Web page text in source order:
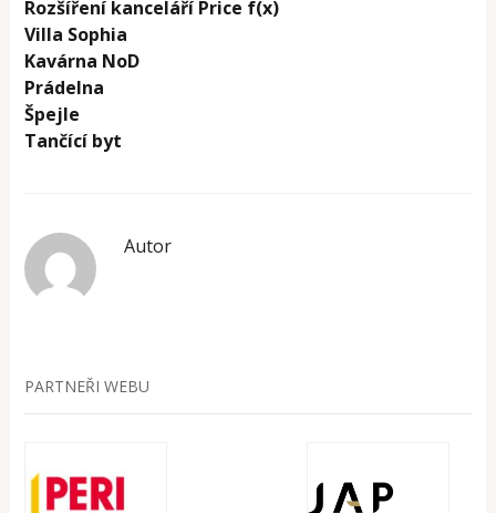
Rozšíření kanceláří Price f(x)
Villa Sophia
Kavárna NoD
Prádelna
Špejle
Tančící byt
Autor
PARTNEŘI WEBU